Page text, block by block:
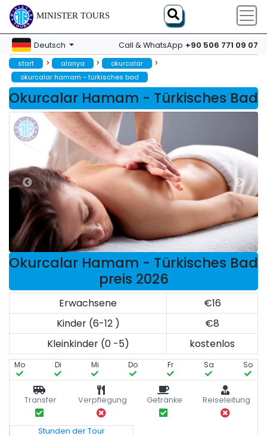
MINISTER TOURS
Deutsch Call & WhatsApp +90 506 771 09 07
start > alanya > okurcalar >
okurcalar hamam - türkisches bad
Okurcalar Hamam - Türkisches Bad
Okurcalar Hamam - Türkisches Bad
preis 2026
Erwachsene
€16
Kinder (6-12 )
€8
Kleinkinder (0 -5)
kostenlos
Mo Di Mi Do Fr Sa So
Transfer Verpflegung Getränke Reiseleitung
Stunden der Tour